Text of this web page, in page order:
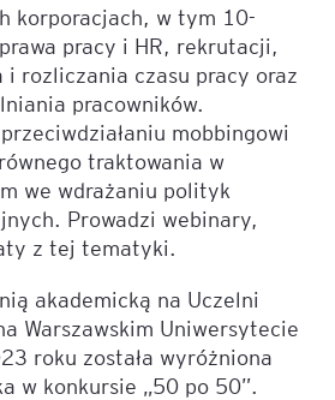
korporacjach, w tym 10-
pracy i HR, rekrutacji,
i rozliczania czasu pracy oraz
pracowników.
mobbingowi
traktowania w
we wdrażaniu polityk
Prowadzi webinary,
z tej tematyki.
akademicką na Uczelni
Warszawskim Uniwersytecie
roku została wyróżniona
w konkursie „50 po 50”.